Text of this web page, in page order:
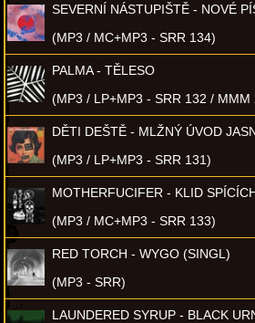
SEVERNÍ NÁSTUPIŠTĚ - NOVÉ
(MP3 / MC+MP3 - SRR 134)
PALMA - TĚLESO
(MP3 / LP+MP3 - SRR 132 / MMM
DĚTI DEŠTĚ - MLŽNÝ ÚVOD
(MP3 / LP+MP3 - SRR 131)
MOTHERFUCIFER - KLID
(MP3 / MC+MP3 - SRR 133)
RED TORCH - WYGO (SINGL)
(MP3 - SRR)
LAUNDERED SYRUP - BLACK